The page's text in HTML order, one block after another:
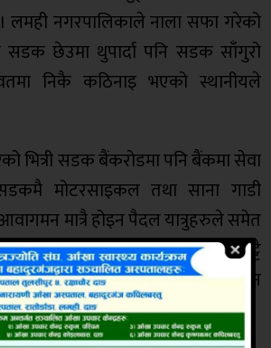
लमही नगरपालिकाले नाला सफा गरेको
सडक छेउमा थुपार्दा पनि सडक साँगुरो
निकै कठिनाइ भएको स्थानीयले
भित्री सडक बैंकरोडमा पनि बैंकमा सेवा
मोटरसाइकल तथा साना गाडी
आवागमन मात्रै होइन पैदल यात्रुहरुले समेत
ब्यापारीहरुलाई पार्किङ गर्ने छुट्टै
साधन पार्किङ गर्न बाद्य भएका छ्न
जोखिम बढेको छ ।